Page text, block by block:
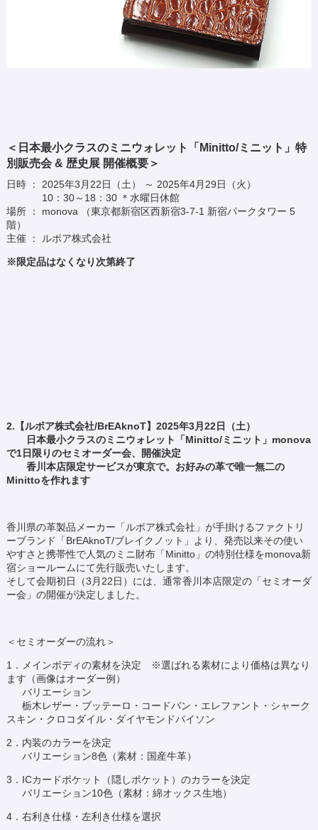
＜日本最小クラスのミニウォレット「Minitto/ミニット」特
別販売会 & 歴史展 開催概要＞
日時 ： 2025年3月22日（土） ～ 2025年4月29日（火）
10：30～18：30 ＊水曜日休館
場所 ： monova （東京都新宿区西新宿3-7-1 新宿パークタワー 5
階）
主催 ： ルボア株式会社
※限定品はなくなり次第終了
2.【ルボア株式会社/BrEAknoT】2025年3月22日（土）
日本最小クラスのミニウォレット「Minitto/ミニット」monova
で1日限りのセミオーダー会、開催決定
香川本店限定サービスが東京で。お好みの革で唯一無二の
Minittoを作れます
香川県の革製品メーカー「ルボア株式会社」が手掛けるファクトリ
ーブランド「BrEAknoT/ブレイクノット」より、発売以来その使い
やすさと携帯性で人気のミニ財布「Minitto」の特別仕様をmonova新
宿ショールームにて先行販売いたします。
そして会期初日（3月22日）には、通常香川本店限定の「セミオーダ
ー会」の開催が決定しました。
＜セミオーダーの流れ＞
1．メインボディの素材を決定 ※選ばれる素材により価格は異なり
ます（画像はオーダー例）
バリエーション
栃木レザー・ブッテーロ・コードバン・エレファント・シャーク
スキン・クロコダイル・ダイヤモンドパイソン
2．内装のカラーを決定
バリエーション8色（素材：国産牛革）
3．ICカードポケット（隠しポケット）のカラーを決定
バリエーション10色（素材：綿オックス生地）
4．右利き仕様・左利き仕様を選択